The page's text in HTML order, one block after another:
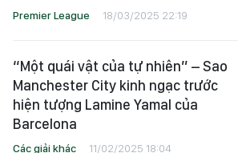
Premier League 18/03/2025 22:19
“Một quái vật của tự nhiên” – Sao
Manchester City kinh ngạc trước
hiện tượng Lamine Yamal của
Barcelona
Các giải khác 11/02/2025 18:04